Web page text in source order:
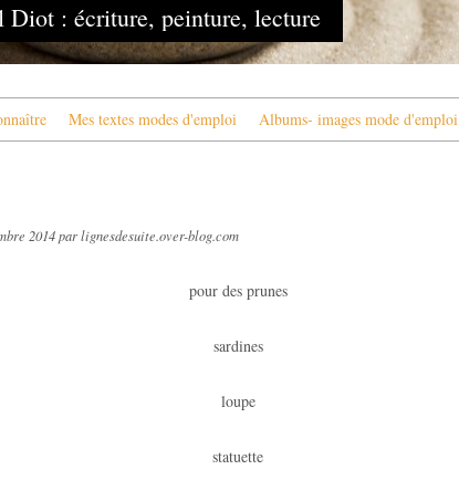
Diot : écriture, peinture, lecture
Mes textes modes d'emploi Albums- images mode d'emploi
2014par lignesdesuite.over-blog.com
pour des prunes
sardines
loupe
statuette